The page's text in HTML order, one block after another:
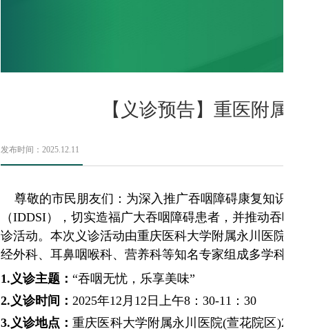
【义诊预告】重医附属
发布时间：2025.12.11
尊敬的市民朋友们：为深入推广吞咽障碍康复知识，
（IDDSI），切实造福广大吞咽障碍患者，并推动吞咽专
诊活动。本次义诊活动由重庆医科大学附属永川医院康
经外科、耳鼻咽喉科、营养科等知名专家组成多学科（
1. 义诊主题：“吞咽无忧，乐享美味”
2. 义诊时间： 2025年12 月 12 日上午8 ：30-11 ：30
3. 义诊地点：重庆医科大学附属永川医院(萱花院区 )2